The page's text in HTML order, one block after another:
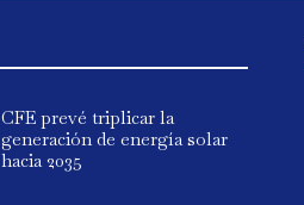
CFE prevé triplicar la
generación de energía solar
hacia 2035